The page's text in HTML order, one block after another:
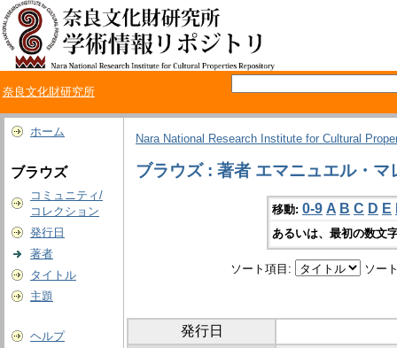
奈良文化財研究所
ホーム
ブラウズ
コミュニティ/
コレクション
発行日
著者
タイトル
主題
ヘルプ
Nara National Research Institute for Cultural
ブラウズ : 著者 エマニュエル・マ
移動: 0-9 A B C D E
あるいは、最初の数文
ソート項目: ソー
発行日